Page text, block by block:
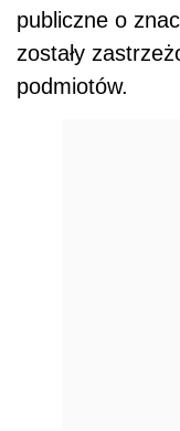
publiczne o
zostały
podmiotów.